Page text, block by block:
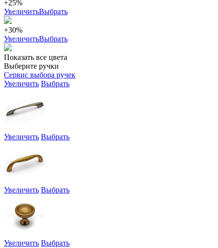
+25%
УвеличитьВыбрать
+30%
УвеличитьВыбрать
Показать все цвета
Выберите ручки
Сервис выбора ручек
Увеличить Выбрать
Увеличить Выбрать
Увеличить Выбрать
Увеличить Выбрать